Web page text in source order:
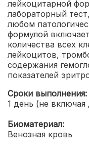
лейкоцитарной
лабораторный
любом
формулой
количества всех
лейкоцитов,
содержания
показателей
Сроки выполнения:
1 день (не включая
Биоматериал:
Венозная кровь